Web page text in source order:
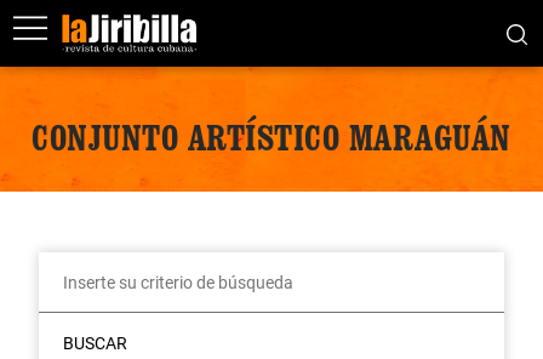
CONJUNTO ARTÍSTICO MARAGUÁN
BUSCAR